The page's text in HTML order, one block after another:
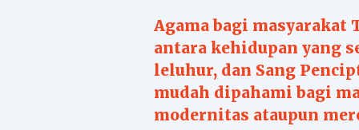
Agama bagi masyarakat
antara kehidupan yang
leluhur, dan Sang
mudah dipahami bagi
modernitas ataupun